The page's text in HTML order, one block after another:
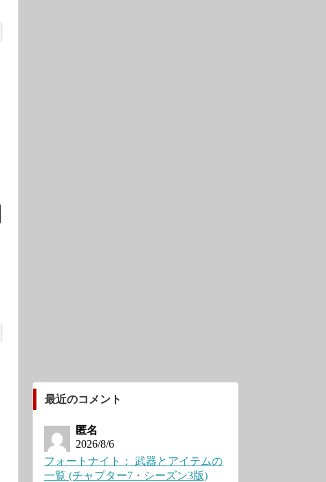
最近のコメント
匿名
2026/8/6
フォートナイト： 武器とアイテムの
一覧 (チャプター7・シーズン3版)